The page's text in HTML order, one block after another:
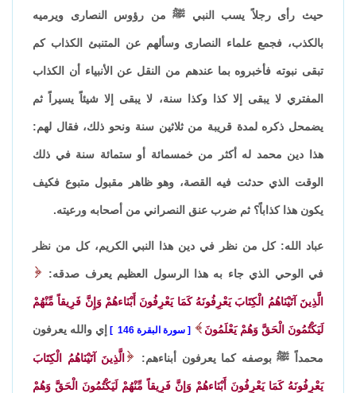
حيث رأى رجلاً يسب النبي ﷺ من رؤوس النصارى ويرميه
بالكذب، فجمع علماء النصارى وسألهم عن المتنبئ الكذاب كم
تبقى نبوته فأخبروه بما عندهم من النقل عن الأنبياء أن الكذاب
المفتري لا يبقى إلا كذا وكذا سنة، لا يبقى إلا شيئاً يسيراً ثم
يضمحل ذكره لمدة قريبة من ثلاثين سنة ونحو ذلك، فقال لهم:
هذا دين محمد له أكثر من خمسمائة أو ستمائة سنة في ذلك
الوقت الذي حدثت فيه القصة، وهو ظاهر مقبول متبوع فكيف
يكون هذا كذاباً؟ ثم ضرب عنق النصراني من أصحابه ورعيته.
عباد الله: كل من نظر في دين هذا النبي الكريم، كل من نظر
في الوحي الذي جاء به هذا الرسول العظيم يعرف صدقه:
الَّذِينَ آتَيْنَاهُمُ الْكِتَابَ يَعْرِفُونَهُ كَمَا يَعْرِفُونَ أَبْنَاءهُمْ وَإِنَّ فَرِيقاً مِّنْهُمْ
لَيَكْتُمُونَ الْحَقَّ وَهُمْ يَعْلَمُونَ سورة البقرة 146 إي والله يعرفون
محمداً ﷺ بوصفه كما يعرفون أبناءهم: الَّذِينَ آتَيْنَاهُمُ الْكِتَابَ
يَعْرِفُونَهُ كَمَا يَعْرِفُونَ أَبْنَاءهُمْ وَإِنَّ فَرِيقاً مِّنْهُمْ لَيَكْتُمُونَ الْحَقَّ وَهُمْ